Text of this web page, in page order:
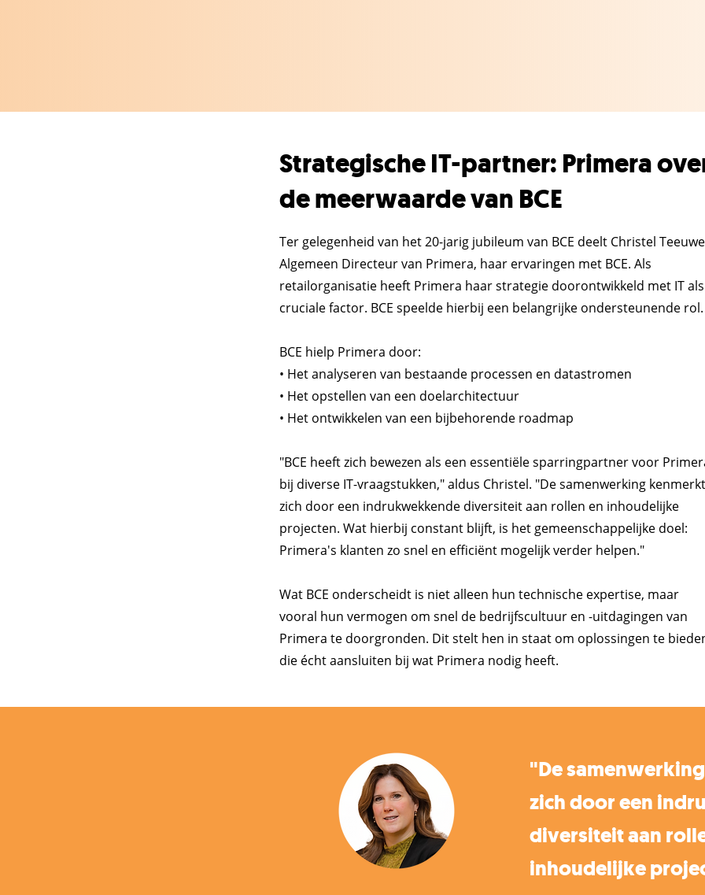
Strategische IT-partner: Primera
de meerwaarde van BCE
Ter gelegenheid van het 20-jarig jubileum van BCE deelt Christel
Algemeen Directeur van Primera, haar ervaringen met BCE. Als
retailorganisatie heeft Primera haar strategie doorontwikkeld met IT als
cruciale factor. BCE speelde hierbij een belangrijke ondersteunende rol.
BCE hielp Primera door:
• Het analyseren van bestaande processen en datastromen
• Het opstellen van een doelarchitectuur
• Het ontwikkelen van een bijbehorende roadmap
"BCE heeft zich bewezen als een essentiële sparringpartner voor
bij diverse IT-vraagstukken," aldus Christel. "De samenwerking kenmerkt
zich door een indrukwekkende diversiteit aan rollen en inhoudelijke
projecten. Wat hierbij constant blijft, is het gemeenschappelijke doel:
Primera's klanten zo snel en efficiënt mogelijk verder helpen."
Wat BCE onderscheidt is niet alleen hun technische expertise, maar
vooral hun vermogen om snel de bedrijfscultuur en -uitdagingen van
Primera te doorgronden. Dit stelt hen in staat om oplossingen te
die écht aansluiten bij wat Primera nodig heeft.
"De
zich door een
diversiteit aan
inhoudelijke